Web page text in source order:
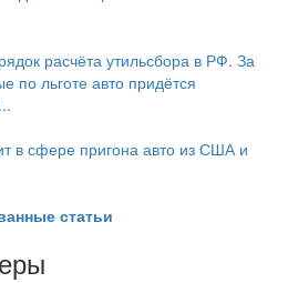
расчёта утильсбора в РФ. За
по льготе авто придётся
в сфере пригона авто из США и
статьи